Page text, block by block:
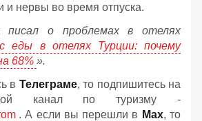
и нервы во время отпуска.
писал о проблемах в отелях
еды в отелях Турции: почему
68% ».
в Телеграме, то подпишитесь на
канал по туризму -
. А если вы перешли в Мах, то